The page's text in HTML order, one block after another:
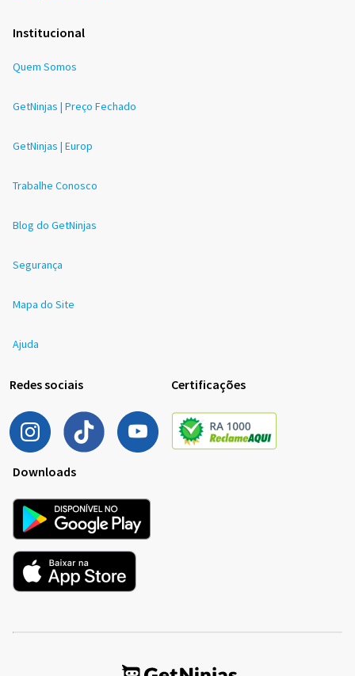
Institucional
Quem Somos
GetNinjas | Preço Fechado
GetNinjas | Europ
Trabalhe Conosco
Blog do GetNinjas
Segurança
Mapa do Site
Ajuda
Redes sociais Certificações
Downloads